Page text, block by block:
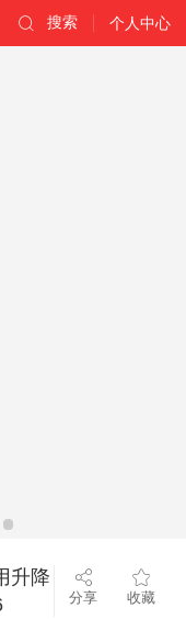
个人中心
搜索
升降
分享 收藏